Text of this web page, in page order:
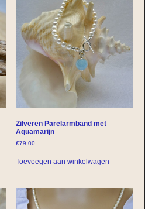
Zilveren Parelarmband met
Aquamarijn
€79,00
Toevoegen aan winkelwagen